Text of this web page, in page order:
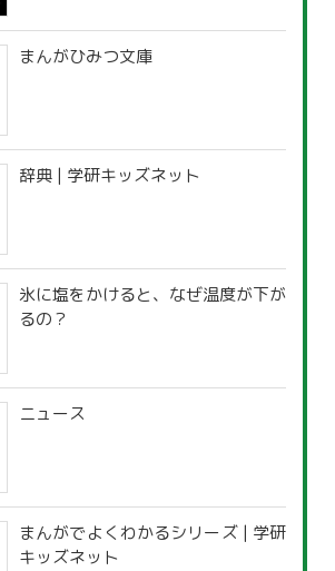
まんがひみつ文庫
辞典 | 学研キッズネット
氷に塩をかけると、なぜ温度が下が
るの？
ニュース
まんがでよくわかるシリーズ | 学研
キッズネット